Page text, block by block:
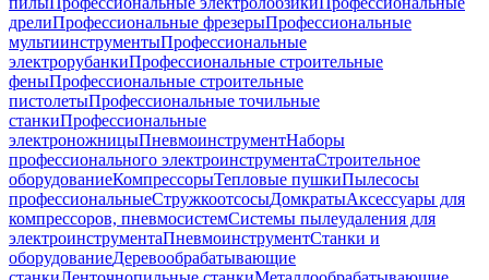
дрелиПрофессиональные фрезерыПрофессиональные
мультиинструментыПрофессиональные
электрорубанкиПрофессиональные строительные
феныПрофессиональные строительные
пистолетыПрофессиональные точильные
станкиПрофессиональные
электроножницыПневмоинструментНаборы
профессионального электроинструментаСтроительное
оборудованиеКомпрессорыТепловые пушкиПылесосы
профессиональныеСтружкоотсосыДомкратыАксессуары для
компрессоров, пневмосистемСистемы пылеудаления для
электроинструментаПневмоинструментСтанки и
оборудованиеДеревообрабатывающие